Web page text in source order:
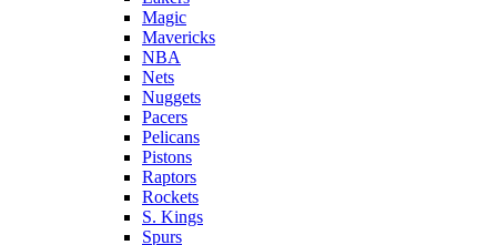
Magic
Mavericks
NBA
Nets
Nuggets
Pacers
Pelicans
Pistons
Raptors
Rockets
S. Kings
Spurs